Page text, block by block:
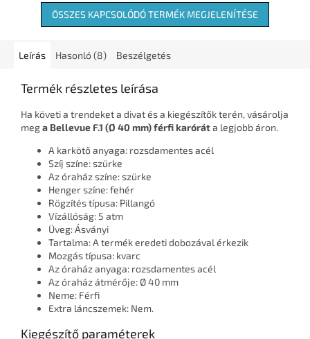
ÖSSZES KAPCSOLÓDÓ TERMÉK MEGJELENÍTÉSE
Leírás Hasonló (8) Beszélgetés
Termék részletes leírása
Ha követi a trendeket a divat és a kiegészítők terén, vásárolja
mega Bellevue F.1 (Ø 40 mm) férfi karóráta legjobb áron.
A karkötő anyaga: rozsdamentes acél
Szíj színe: szürke
Az óraház színe: szürke
Henger színe: fehér
Rögzítés típusa: Pillangó
Vízállóság: 5 atm
Üveg: Ásványi
Tartalma: A termék eredeti dobozával érkezik
Mozgás típusa: kvarc
Az óraház anyaga: rozsdamentes acél
Az óraház átmérője: Ø 40 mm
Neme: Férfi
Extra láncszemek: Nem.
Kiegészítő paraméterek